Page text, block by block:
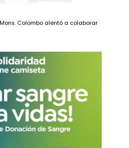
Colombo alentó a colaborar